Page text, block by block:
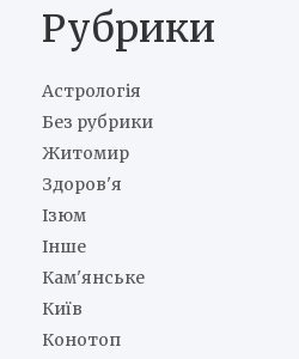
Рубрики
Астрологія
Без рубрики
Житомир
Здоров'я
Ізюм
Інше
Кам'янське
Київ
Конотоп